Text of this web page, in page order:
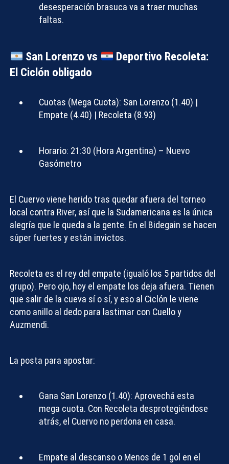
desesperación brasuca va a traer muchas
faltas.
San Lorenzo vs
Deportivo Recoleta:
El Ciclón obligado
Cuotas (Mega Cuota): San Lorenzo (1.40) |
Empate (4.40) | Recoleta (8.93)
Horario: 21:30 (Hora Argentina) – Nuevo
Gasómetro
El Cuervo viene herido tras quedar afuera del torneo
local contra River, así que la Sudamericana es la única
alegría que le queda a la gente. En el Bidegain se hacen
súper fuertes y están invictos.
Recoleta es el rey del empate (igualó los 5 partidos del
grupo). Pero ojo, hoy el empate los deja afuera. Tienen
que salir de la cueva sí o sí, y eso al Ciclón le viene
como anillo al dedo para lastimar con Cuello y
Auzmendi.
La posta para apostar:
Gana San Lorenzo (1.40): Aprovechá esta
mega cuota. Con Recoleta desprotegiéndose
atrás, el Cuervo no perdona en casa.
Empate al descanso o Menos de 1 gol en el